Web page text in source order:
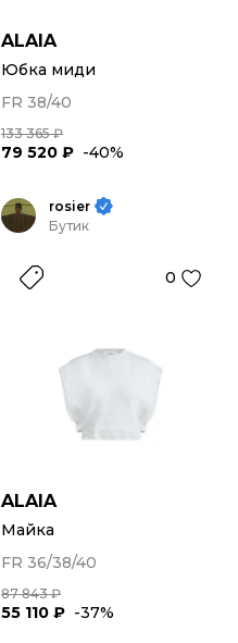
ALAIA
Юбка миди
FR 38/40
133 365 ₽
79 520 ₽ -40%
rosier
Бутик
0
ALAIA
Майка
FR 36/38/40
87 843 ₽
55 110 ₽ -37%